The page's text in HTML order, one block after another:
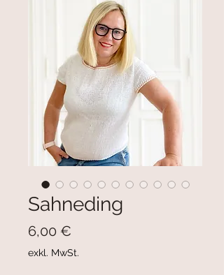
Sahneding
6,00 €
exkl. MwSt.